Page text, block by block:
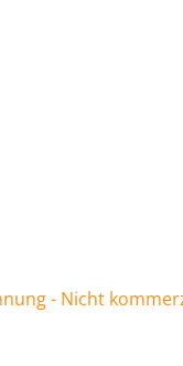
- Nicht